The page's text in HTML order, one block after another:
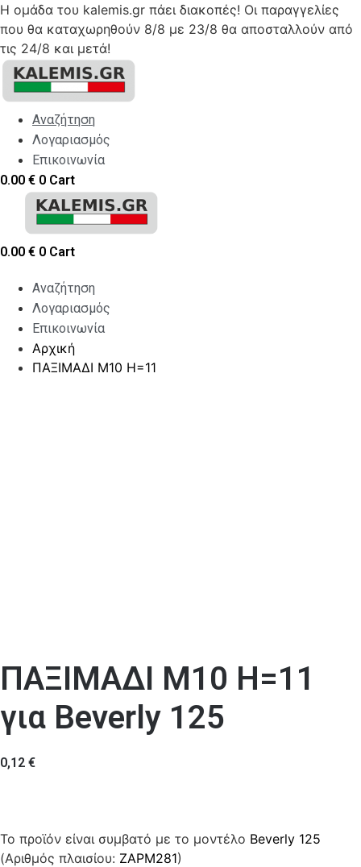
Η ομάδα του kalemis.gr πάει διακοπές! Οι παραγγελίες
που θα καταχωρηθούν 8/8 με 23/8 θα αποσταλλούν από
τις 24/8 και μετά!
Skip
content
Αναζήτηση
Λογαριασμός
Επικοινωνία
0.00 € 0 Cart
0.00 € 0 Cart
Αναζήτηση
Λογαριασμός
Επικοινωνία
Αρχική
ΠΑΞΙΜΑΔΙ M10 H=11
ΠΑΞΙΜΑΔΙ M10 H=11
για Beverly 125
0,12 €
Το προϊόν είναι συμβατό με το μοντέλο Beverly 125
(Αριθμός πλαισίου: ZAPM281)